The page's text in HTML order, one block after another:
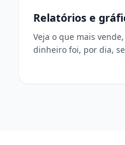
Relatórios e
Veja o que mais
dinheiro foi, por dia,